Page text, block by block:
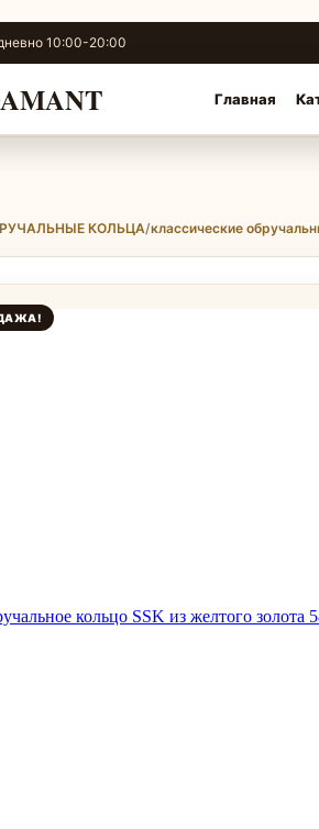
10:00-20:00
Главная
КОЛЬЦА/классические